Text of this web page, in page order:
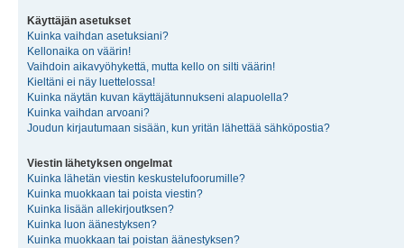
Käyttäjän asetukset
Kuinka vaihdan asetuksiani?
Kellonaika on väärin!
Vaihdoin aikavyöhykettä, mutta kello on silti väärin!
Kieltäni ei näy luettelossa!
Kuinka näytän kuvan käyttäjätunnukseni alapuolella?
Kuinka vaihdan arvoani?
Joudun kirjautumaan sisään, kun yritän lähettää sähköpostia?
Viestin lähetyksen ongelmat
Kuinka lähetän viestin keskustelufoorumille?
Kuinka muokkaan tai poista viestin?
Kuinka lisään allekirjoutksen?
Kuinka luon äänestyksen?
Kuinka muokkaan tai poistan äänestyksen?